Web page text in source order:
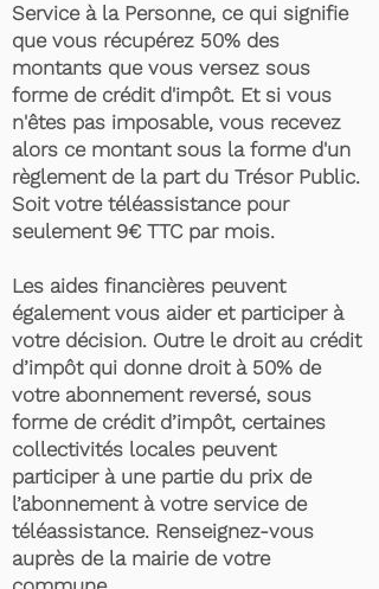
Service à la Personne, ce qui signifie
que vous récupérez 50% des
montants que vous versez sous
forme de crédit d'impôt. Et si vous
n'êtes pas imposable, vous recevez
alors ce montant sous la forme d'un
règlement de la part du Trésor Public.
Soit votre téléassistance pour
seulement 9€ TTC par mois.
Les aides financières peuvent
également vous aider et participer à
votre décision. Outre le droit au crédit
d’impôt qui donne droit à 50% de
votre abonnement reversé, sous
forme de crédit d’impôt, certaines
collectivités locales peuvent
participer à une partie du prix de
l’abonnement à votre service de
téléassistance. Renseignez-vous
auprès de la mairie de votre